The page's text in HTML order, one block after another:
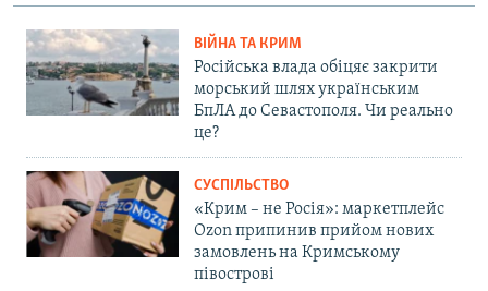
ВІЙНА ТА КРИМ
Російська влада обіцяє закрити
морський шлях українським
БпЛА до Севастополя. Чи реально
це?
СУСПІЛЬСТВО
«Крим – не Росія»: маркетплейс
Ozon припинив прийом нових
замовлень на Кримському
півострові